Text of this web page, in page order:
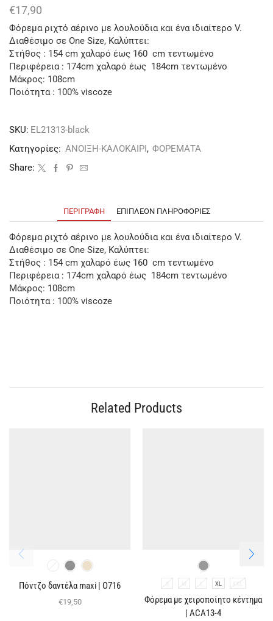
€17,90
Φόρεμα ριχτό αέρινο με λουλούδια και ένα ιδιαίτερο V.
Διαθέσιμο σε One Size, Καλύπτει:
Στήθος : 154 cm χαλαρό έως 160 cm τεντωμένο
Περιφέρεια : 174cm χαλαρό έως 184cm τεντωμένο
Μάκρος: 108cm
Ποιότητα : 100% viscoze
SKU: ΕL21313-black
Κατηγορίες: ΑΝΟΙΞΗ-ΚΑΛΟΚΑΙΡΙ, ΦΟΡΕΜΑΤΑ
Share:
ΠΕΡΙΓΡΑΦΉ ΕΠΙΠΛΈΟΝ ΠΛΗΡΟΦΟΡΊΕΣ
Φόρεμα ριχτό αέρινο με λουλούδια και ένα ιδιαίτερο V.
Διαθέσιμο σε One Size, Καλύπτει:
Στήθος : 154 cm χαλαρό έως 160 cm τεντωμένο
Περιφέρεια : 174cm χαλαρό έως 184cm τεντωμένο
Μάκρος: 108cm
Ποιότητα : 100% viscoze
Related Products
Πόντζο δαντέλα maxi | O716
€19,50
S M L XL XXL
Φόρεμα με χειροποίητο κέντημα
| ACA13-4